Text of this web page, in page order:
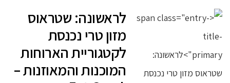
לראשונה: שטראוס
מזון טרי נכנסת
לקטגוריית הארוחות
המוכנות והמאוזנות –